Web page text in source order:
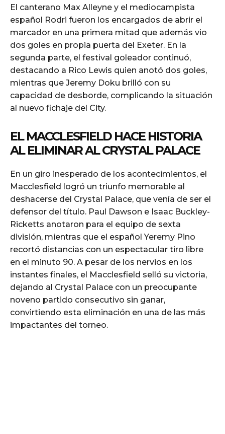
El canterano Max Alleyne y el mediocampista
español Rodri fueron los encargados de abrir el
marcador en una primera mitad que además vio
dos goles en propia puerta del Exeter. En la
segunda parte, el festival goleador continuó,
destacando a Rico Lewis quien anotó dos goles,
mientras que Jeremy Doku brilló con su
capacidad de desborde, complicando la situación
al nuevo fichaje del City.
EL MACCLESFIELD HACE HISTORIA
AL ELIMINAR AL CRYSTAL PALACE
En un giro inesperado de los acontecimientos, el
Macclesfield logró un triunfo memorable al
deshacerse del Crystal Palace, que venía de ser el
defensor del título. Paul Dawson e Isaac Buckley-
Ricketts anotaron para el equipo de sexta
división, mientras que el español Yeremy Pino
recortó distancias con un espectacular tiro libre
en el minuto 90. A pesar de los nervios en los
instantes finales, el Macclesfield selló su victoria,
dejando al Crystal Palace con un preocupante
noveno partido consecutivo sin ganar,
convirtiendo esta eliminación en una de las más
impactantes del torneo.